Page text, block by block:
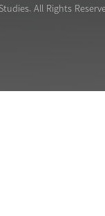
All Rights